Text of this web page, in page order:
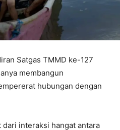
Satgas TMMD ke-127
membangun
hubungan dengan
interaksi hangat antara